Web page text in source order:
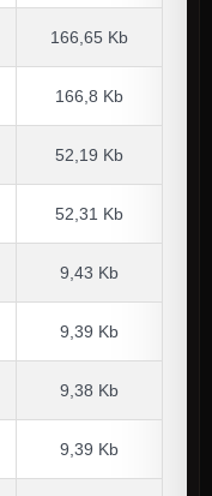
166,65 Kb
166,8 Kb
52,19 Kb
52,31 Kb
9,43 Kb
9,39 Kb
9,38 Kb
9,39 Kb